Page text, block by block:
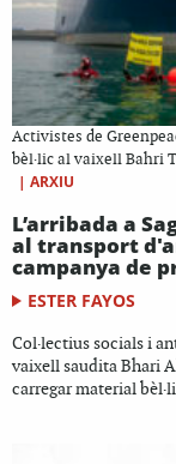
Activistes de
bèl·lic al vaixell Bahri
| ARXIU
L’arribada a
al transport
campanya de
ESTER FAYOS
Col·lectius socials i
vaixell saudita Bhari
carregar material